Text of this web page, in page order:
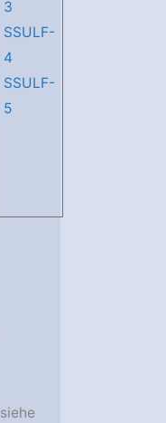
3
SSULF-
4
SSULF-
5
siehe